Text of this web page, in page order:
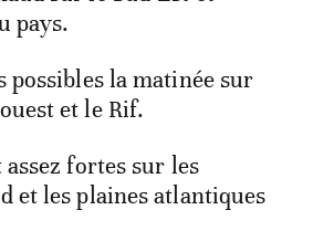
pays.
possibles la matinée sur
et le Rif.
assez fortes sur les
et les plaines atlantiques